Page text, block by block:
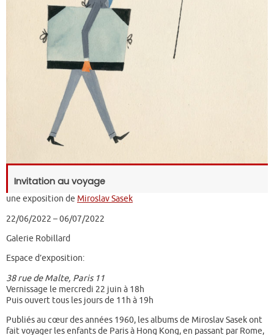
Invitation au voyage
une exposition de Miroslav Sasek
22/06/2022 – 06/07/2022
Galerie Robillard
Espace d’exposition:
38 rue de Malte, Paris 11
Vernissage le mercredi 22 juin à 18h
Puis ouvert tous les jours de 11h à 19h
Publiés au cœur des années 1960, les albums de Miroslav Sasek ont
fait voyager les enfants de Paris à Hong Kong, en passant par Rome,